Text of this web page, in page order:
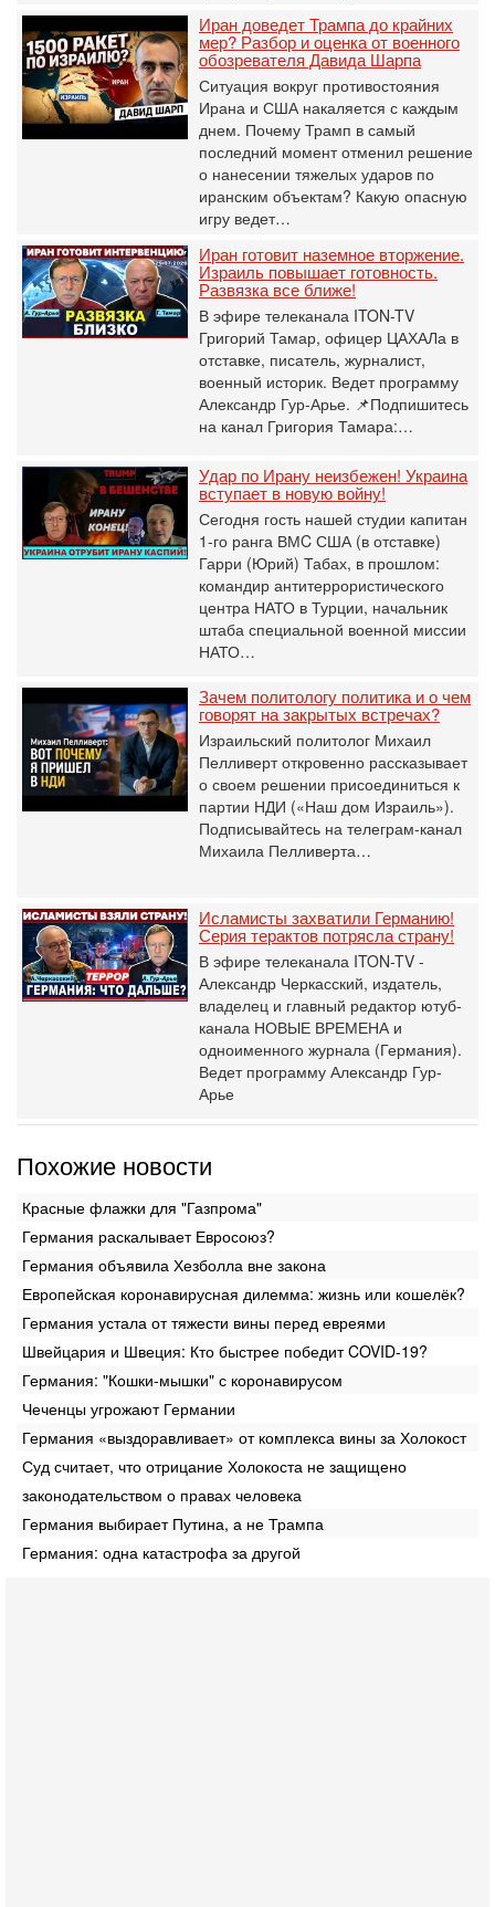
Иран доведет Трампа до крайних
мер? Разбор и оценка от военного
обозревателя Давида Шарпа
Ситуация вокруг противостояния
Ирана и США накаляется с каждым
днем. Почему Трамп в самый
последний момент отменил решение
о нанесении тяжелых ударов по
иранским объектам? Какую опасную
игру ведет…
Иран готовит наземное вторжение.
Израиль повышает готовность.
Развязка все ближе!
В эфире телеканала ITON-TV
Григорий Тамар, офицер ЦАХАЛа в
отставке, писатель, журналист,
военный историк. Ведет программу
Александр Гур-Арье. 📌Подпишитесь
на канал Григория Тамара:…
Удар по Ирану неизбежен! Украина
вступает в новую войну!
Сегодня гость нашей студии капитан
1-го ранга ВМC США (в отставке)
Гарри (Юрий) Табах, в прошлом:
командир антитеррористического
центра НАТО в Турции, начальник
штаба специальной военной миссии
НАТО…
Зачем политологу политика и о чем
говорят на закрытых встречах?
Израильский политолог Михаил
Пелливерт откровенно рассказывает
о своем решении присоединиться к
партии НДИ («Наш дом Израиль»).
Подписывайтесь на телеграм-канал
Михаила Пелливерта…
Исламисты захватили Германию!
Серия терактов потрясла страну!
В эфире телеканала ITON-TV -
Александр Черкасский, издатель,
владелец и главный редактор ютуб-
канала НОВЫЕ ВРЕМЕНА и
одноименного журнала (Германия).
Ведет программу Александр Гур-
Арье
Похожие новости
Красные флажки для "Газпрома"
Германия раскалывает Евросоюз?
Германия объявила Хезболла вне закона
Европейская коронавирусная дилемма: жизнь или кошелёк?
Германия устала от тяжести вины перед евреями
Швейцария и Швеция: Кто быстрее победит COVID-19?
Германия: "Кошки-мышки" с коронавирусом
Чеченцы угрожают Германии
Германия «выздоравливает» от комплекса вины за Холокост
Суд считает, что отрицание Холокоста не защищено
законодательством о правах человека
Германия выбирает Путина, а не Трампа
Германия: одна катастрофа за другой